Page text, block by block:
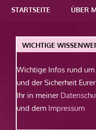
WordPress-
STARTSEITE ÜBER
WICHTIGE
Wichtige Infos rund
und der Sicherheit
Ihr in meiner
und dem Impressum